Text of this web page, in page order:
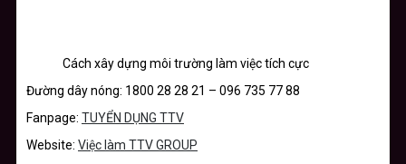
Cách xây dựng môi trường làm việc tích cực
Đường dây nóng: 1800 28 28 21 – 096 735 77 88
Fanpage: TUYỂN DỤNG TTV
Website: Việc làm TTV GROUP